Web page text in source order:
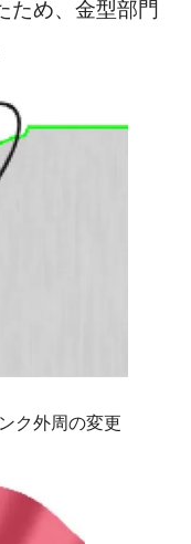
ため、金型部門
ク外周の変更